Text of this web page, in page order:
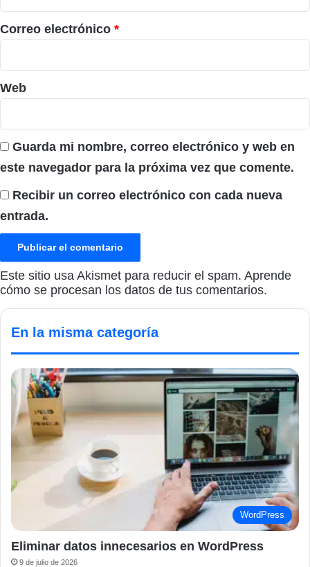
o
*
Correo electrónico *
Web
Guarda mi nombre, correo electrónico y web en
este navegador para la próxima vez que comente.
Recibir un correo electrónico con cada nueva
entrada.
Este sitio usa Akismet para reducir el spam. Aprende
cómo se procesan los datos de tus comentarios.
En la misma categoría
WordPress
Eliminar datos innecesarios en WordPress
9 de julio de 2026